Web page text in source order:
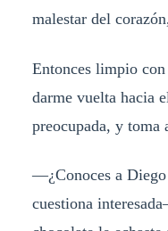
malestar del
Entonces limpio
darme vuelta hacia
preocupada, y toma
—¿Conoces a
cuestiona